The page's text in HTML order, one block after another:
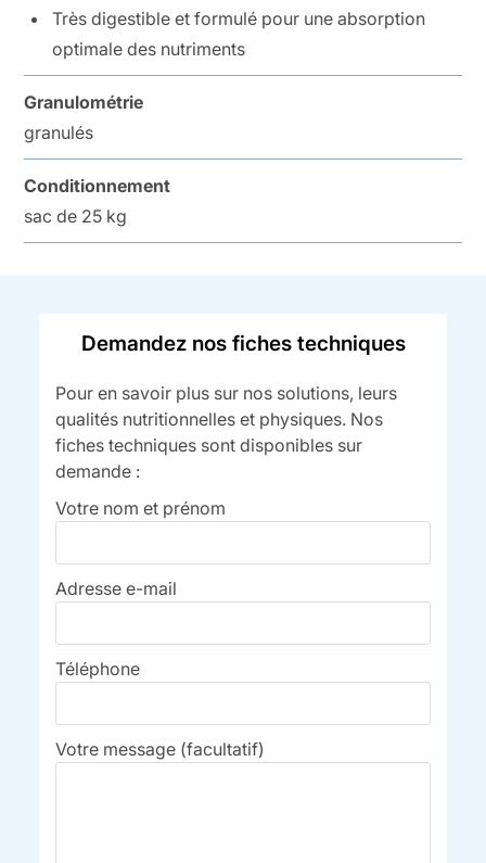
Très digestible et formulé pour une absorption
optimale des nutriments
Granulométrie
granulés
Conditionnement
sac de 25 kg
Demandez nos fiches techniques
Pour en savoir plus sur nos solutions, leurs
qualités nutritionnelles et physiques. Nos
fiches techniques sont disponibles sur
demande :
Votre nom et prénom
Adresse e-mail
Téléphone
Votre message (facultatif)